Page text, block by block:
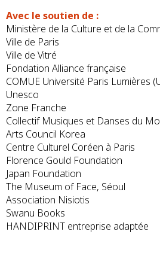
Avec le soutien de :
Ministère de la Culture et de la
Ville de Paris
Ville de Vitré
Fondation Alliance française
COMUE Université Paris Lumières
Unesco
Zone Franche
Collectif Musiques et Danses du
Arts Council Korea
Centre Culturel Coréen à Paris
Florence Gould Foundation
Japan Foundation
The Museum of Face, Séoul
Association Nisiotis
Swanu Books
HANDIPRINT entreprise adaptée